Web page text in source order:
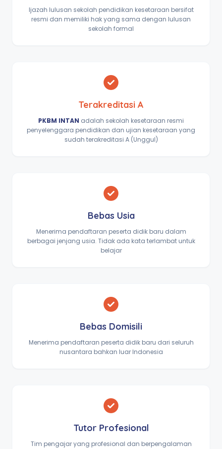
Ijazah lulusan sekolah pendidikan kesetaraan bersifat
resmi dan memiliki hak yang sama dengan lulusan
sekolah formal
Terakreditasi A
PKBM INTAN adalah sekolah kesetaraan resmi
penyelenggara pendidikan dan ujian kesetaraan yang
sudah terakreditasi A (Unggul)
Bebas Usia
Menerima pendaftaran peserta didik baru dalam
berbagai jenjang usia. Tidak ada kata terlambat untuk
belajar
Bebas Domisili
Menerima pendaftaran peserta didik baru dari seluruh
nusantara bahkan luar Indonesia
Tutor Profesional
Tim pengajar yang profesional dan berpengalaman